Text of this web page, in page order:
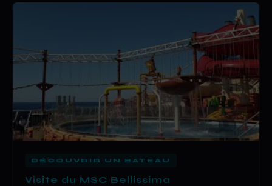
DÉCOUVRIR UN BATEAU
Visite du MSC Bellissima